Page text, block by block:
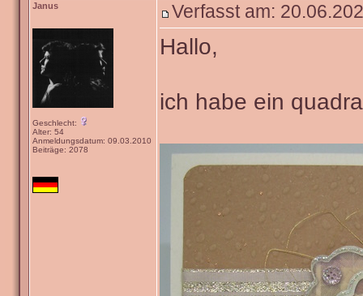
Janus
Geschlecht:
Alter: 54
Anmeldungsdatum: 09.03.2010
Beiträge: 2078
Verfasst am:
Hallo,
ich habe ein